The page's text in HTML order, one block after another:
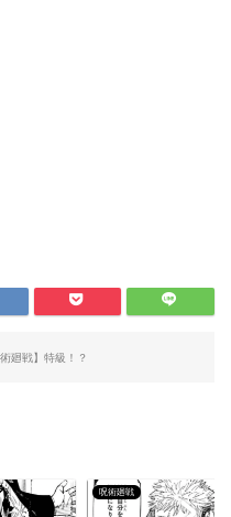
術廻戦】特級！？
呪術廻戦